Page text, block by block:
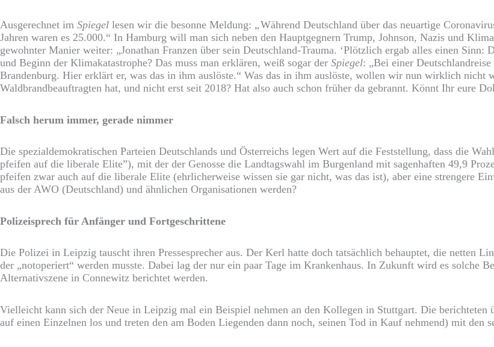
Ausgerechnet im Spiegel lesen wir die besonne Meldung: „Während Deutschland über das neuartige
Jahren waren es 25.000.“ In Hamburg will man sich neben den Hauptgegnern Trump, Johnson, Nazis und
gewohnter Manier weiter: „Jonathan Franzen über sein Deutschland-Trauma. ‘Plötzlich ergab alles einen
und Beginn der Klimakatastrophe? Das muss man erklären, weiß sogar der Spiegel: „Bei einer
Brandenburg. Hier erklärt er, was das in ihm auslöste.“ Was das in ihm auslöste, wollen wir nun wirklich nicht
Waldbrandbeauftragten hat, und nicht erst seit 2018? Hat also auch schon früher da gebrannt. Könnt Ihr eure
Falsch herum immer, gerade nimmer
Die spezialdemokratischen Parteien Deutschlands und Österreichs legen Wert auf die Feststellung, dass die
pfeifen auf die liberale Elite”), mit der der Genosse die Landtagswahl im Burgenland mit sagenhaften 49,9
pfeifen zwar auch auf die liberale Elite (ehrlicherweise wissen sie gar nicht, was das ist), aber eine strengere
aus der AWO (Deutschland) und ähnlichen Organisationen werden?
Polizeisprech für Anfänger und Fortgeschrittene
Die Polizei in Leipzig tauscht ihren Pressesprecher aus. Der Kerl hatte doch tatsächlich behauptet, die netten
der „notoperiert“ werden musste. Dabei lag der nur ein paar Tage im Krankenhaus. In Zukunft wird es solche
Alternativszene in Connewitz berichtet werden.
Vielleicht kann sich der Neue in Leipzig mal ein Beispiel nehmen an den Kollegen in Stuttgart. Die berichteten
auf einen Einzelnen los und treten den am Boden Liegenden dann noch, seinen Tod in Kauf nehmend) mit den